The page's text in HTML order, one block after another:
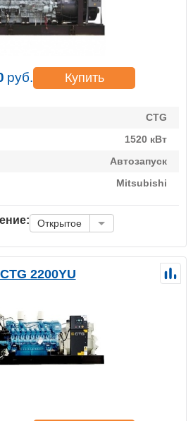
руб. Купить
CTG
1520 кВт
Автозапуск
Mitsubishi
Открытое
CTG 2200YU